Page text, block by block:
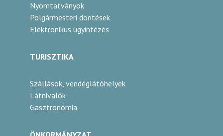
Nyomtatványok
Polgármesteri döntések
Elektronikus ügyintézés
TURISZTIKA
Szállások, vendéglátóhelyek
Látnivalók
Gasztronómia